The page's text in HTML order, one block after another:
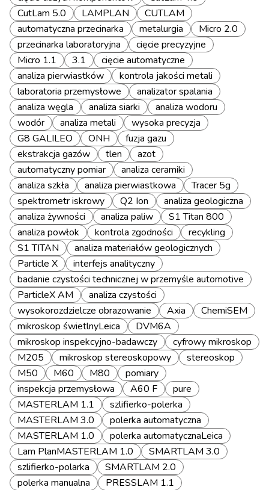
CutLam 5.0
LAMPLAN
CUTLAM
automatyczna przecinarka
metalurgia
Micro 2.0
przecinarka laboratoryjna
cięcie precyzyjne
Micro 1.1
3.1
cięcie automatyczne
analiza pierwiastków
kontrola jakości metali
laboratoria przemysłowe
analizator spalania
analiza węgla
analiza siarki
analiza wodoru
wodór
analiza metali
wysoka precyzja
G8 GALILEO
ONH
fuzja gazu
ekstrakcja gazów
tlen
azot
automatyczny pomiar
analiza ceramiki
analiza szkła
analiza pierwiastkowa
Tracer 5g
spektrometr iskrowy
Q2 Ion
analiza geologiczna
analiza żywności
analiza paliw
S1 Titan 800
analiza powłok
kontrola zgodności
recykling
S1 TITAN
analiza materiałów geologicznych
Particle X
interfejs analityczny
badanie czystości technicznej w przemyśle automotive
ParticleX AM
analiza czystości
wysokorozdzielcze obrazowanie
Axia
ChemiSEM
mikroskop świetlnyLeica
DVM6A
mikroskop inspekcyjno-badawczy
cyfrowy mikroskop
M205
mikroskop stereoskopowy
stereoskop
M50
M60 M80
pomiary
inspekcja przemysłowa
A60 F
pure
MASTERLAM 1.1
szlifierko-polerka
MASTERLAM 3.0
polerka automatyczna
MASTERLAM 1.0
polerka automatycznaLeica
Lam PlanMASTERLAM 1.0
SMARTLAM 3.0
szlifierko-polarka
SMARTLAM 2.0
polerka manualna
PRESSLAM 1.1